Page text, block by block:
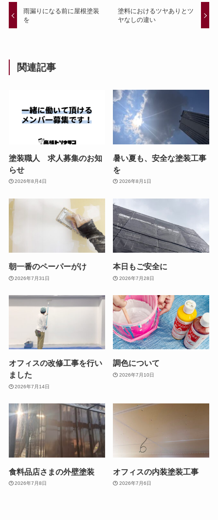
雨漏りになる前に屋根塗装
を
塗料におけるツヤありとツ
ヤなしの違い
関連記事
塗装職人 求人募集のお知
らせ
2026年8月4日
暑い夏も、安全な塗装工事
を
2026年8月1日
朝一番のペーパーがけ
2026年7月31日
本日もご安全に
2026年7月28日
オフィスの改修工事を行い
ました
2026年7月14日
調色について
2026年7月10日
食料品店さまの外壁塗装
2026年7月8日
オフィスの内装塗装工事
2026年7月6日